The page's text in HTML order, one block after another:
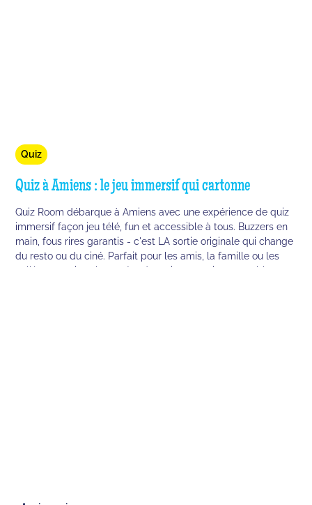
Quiz
Quiz à Amiens : le jeu immersif qui cartonne
Quiz Room débarque à Amiens avec une expérience de quiz
immersif façon jeu télé, fun et accessible à tous. Buzzers en
main, fous rires garantis - c'est LA sortie originale qui change
du resto ou du ciné. Parfait pour les amis, la famille ou les
collègues qui veulent créer de vrais souvenirs ensemble.